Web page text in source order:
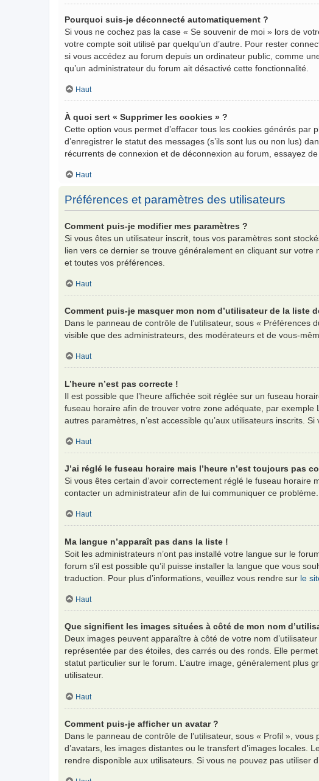
Pourquoi suis-je déconnecté automatiquement ?
Si vous ne cochez pas la case « Se souvenir de moi » lors de
votre compte soit utilisé par quelqu’un d’autre. Pour rester
si vous accédez au forum depuis un ordinateur public, comme
qu’un administrateur du forum ait désactivé cette fonctionnalité.
Haut
À quoi sert « Supprimer les cookies » ?
Cette option vous permet d’effacer tous les cookies générés
d’enregistrer le statut des messages (s’ils sont lus ou non lus)
récurrents de connexion et de déconnexion au forum, essayez
Haut
Préférences et paramètres des utilisateurs
Comment puis-je modifier mes paramètres ?
Si vous êtes un utilisateur inscrit, tous vos paramètres sont
lien vers ce dernier se trouve généralement en cliquant sur
et toutes vos préférences.
Haut
Comment puis-je masquer mon nom d’utilisateur de la liste
Dans le panneau de contrôle de l’utilisateur, sous «
visible que des administrateurs, des modérateurs et de vous-
Haut
L’heure n’est pas correcte !
Il est possible que l’heure affichée soit réglée sur un fuseau
fuseau horaire afin de trouver votre zone adéquate, par
autres paramètres, n’est accessible qu’aux utilisateurs inscrits. Si
Haut
J’ai réglé le fuseau horaire mais l’heure n’est toujours pas
Si vous êtes certain d’avoir correctement réglé le fuseau horaire
contacter un administrateur afin de lui communiquer ce problème.
Haut
Ma langue n’apparaît pas dans la liste !
Soit les administrateurs n’ont pas installé votre langue sur le
forum s’il est possible qu’il puisse installer la langue que vous
traduction. Pour plus d’informations, veuillez vous rendre sur le
Haut
Que signifient les images situées à côté de mon nom
Deux images peuvent apparaître à côté de votre nom
représentée par des étoiles, des carrés ou des ronds. Elle
statut particulier sur le forum. L’autre image, généralement plus
utilisateur.
Haut
Comment puis-je afficher un avatar ?
Dans le panneau de contrôle de l’utilisateur, sous « Profil »,
d’avatars, les images distantes ou le transfert d’images locales.
rendre disponible aux utilisateurs. Si vous ne pouvez pas utiliser